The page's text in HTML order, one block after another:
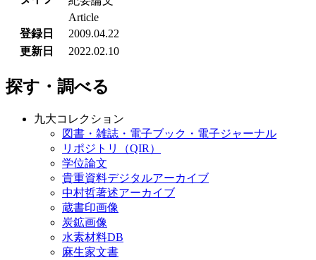
Article
登録日
2009.04.22
更新日
2022.02.10
探す・調べる
九大コレクション
図書・雑誌・電子ブック・電子ジャーナル
リポジトリ（QIR）
学位論文
貴重資料デジタルアーカイブ
中村哲著述アーカイブ
蔵書印画像
炭鉱画像
水素材料DB
麻生家文書